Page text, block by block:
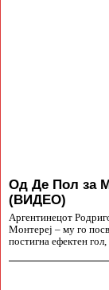
Од Де Пол за
(ВИДЕО)
Аргентинецот
Монтереј – му го
постигна ефектен